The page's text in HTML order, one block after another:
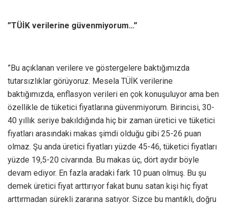
”TÜİK verilerine güvenmiyorum…”
”Bu açıklanan verilere ve göstergelere baktığımızda
tutarsızlıklar görüyoruz. Mesela TÜİK verilerine
baktığımızda, enflasyon verileri en çok konuşuluyor ama ben
özellikle de tüketici fiyatlarına güvenmiyorum. Birincisi, 30-
40 yıllık seriye bakıldığında hiç bir zaman üretici ve tüketici
fiyatları arasındaki makas şimdi olduğu gibi 25-26 puan
olmaz. Şu anda üretici fiyatları yüzde 45-46, tüketici fiyatları
yüzde 19,5-20 civarında. Bu makas üç, dört aydır böyle
devam ediyor. En fazla aradaki fark 10 puan olmuş. Bu şu
demek üretici fiyat arttırıyor fakat bunu satan kişi hiç fiyat
arttırmadan sürekli zararına satıyor. Sizce bu mantıklı, doğru